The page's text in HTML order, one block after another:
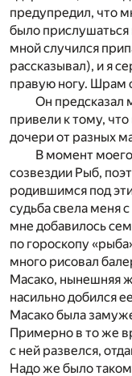
предупредил, что
было прислушаться
мной случился
рассказывал), и я
правую ногу. Шрам
Он предсказал
привели к тому,
дочери от разных
В момент
созвездии Рыб,
родившимся под
судьба свела меня
мне добавилось
по гороскопу
много рисовал
Масако, нынешняя
насильно добился
Масако была
Примерно в то же
с ней развелся,
Надо же было